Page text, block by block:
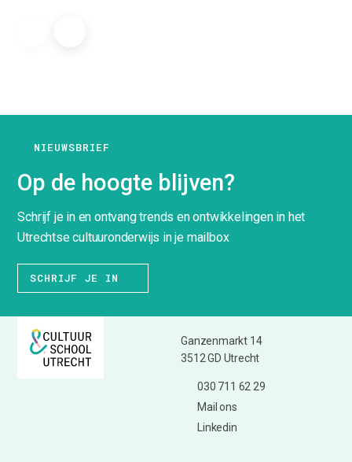
NIEUWSBRIEF
Op de hoogte blijven?
Schrijf je in en ontvang trends en ontwikkelingen in het
Utrechtse cultuuronderwijs in je mailbox
SCHRIJF JE IN
Ganzenmarkt 14
3512 GD Utrecht
030 711 62 29
Mail ons
Linkedin